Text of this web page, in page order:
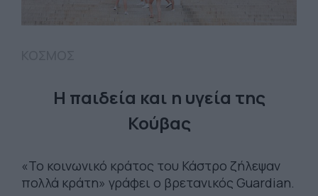
Η παιδεία και η υγεία της
Κούβας
«Το κοινωνικό κράτος του Κάστρο ζήλεψαν
πολλά κράτη» γράφει ο βρετανικός Guardian.